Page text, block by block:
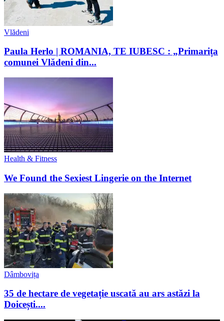
Vlădeni
Paula Herlo | ROMANIA, TE IUBESC : „Primarița
comunei Vlădeni din...
Health & Fitness
We Found the Sexiest Lingerie on the Internet
Dâmbovița
35 de hectare de vegetație uscată au ars astăzi la
Doicești....